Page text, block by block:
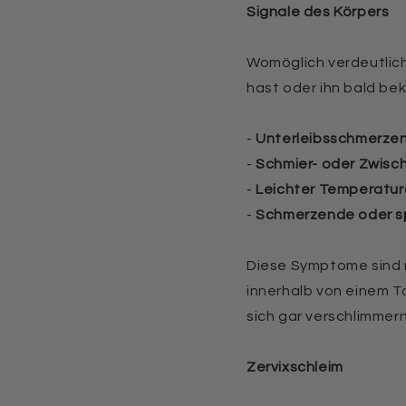
Signale des Körpers
Womöglich
hast oder ihn bald
-
-Schmier- oder
- Leichter
-Schmerzende oder
Diese Symptome
innerhalb von einem
sich gar
Zervixschleim